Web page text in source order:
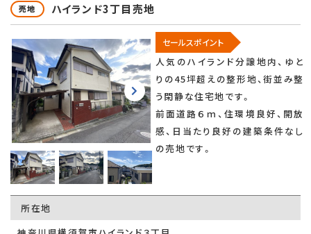
売地 ハイランド3丁目売地
セールスポイント
人気のハイランド分譲地内、ゆと
りの45坪超えの整形地、街並み整
う閑静な住宅地です。
前面道路６ｍ、住環境良好、開放
感、日当たり良好の建築条件なし
の売地です。
所在地